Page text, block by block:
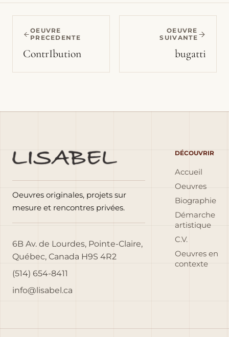
OEUVRE
PRECEDENTE
ContrIbution
OEUVRE
SUIVANTE
bugatti
Oeuvres originales, projets sur
mesure et rencontres privées.
6B Av. de Lourdes, Pointe-Claire,
Québec, Canada H9S 4R2
(514) 654-8411
info@lisabel.ca
DÉCOUVRIR
Accueil
Oeuvres
Biographie
Démarche
artistique
C.V.
Oeuvres en
contexte